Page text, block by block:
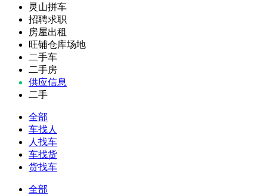
灵山拼车
招聘求职
房屋出租
旺铺仓库场地
二手车
二手房
供应信息
二手
全部
车找人
人找车
车找货
货找车
全部